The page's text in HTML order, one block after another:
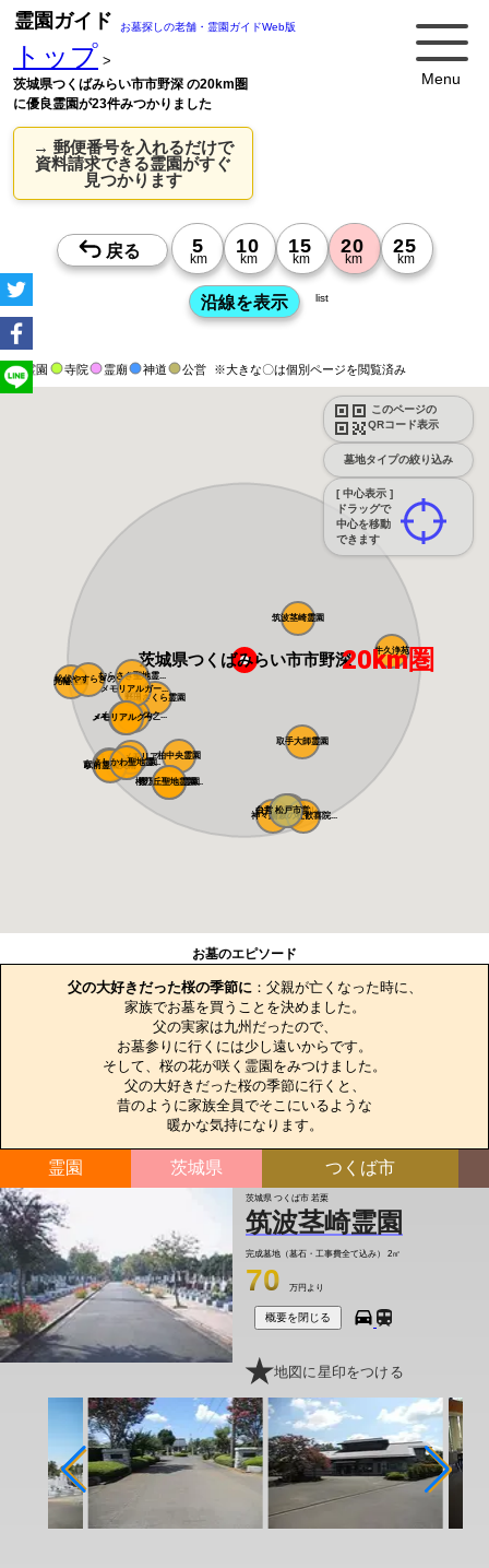
Menu
霊園ガイド お墓探しの老舗・霊園ガイドWeb版
トップ >
茨城県つくばみらい市市野深 の20km圏
に優良霊園が23件みつかりました
→ 郵便番号を入れるだけで
資料請求できる霊園がすぐ
見つかります
霊園 寺院 霊廟 神道 公営 ※大きな〇は個別ページを閲覧済み
このページの
QRコード表示
墓地タイプの絞り込み
[ 中心表示 ]
ドラッグで
中心を移動
できます
list
牛久浄苑
筑波茎崎霊園
さくら聖地霊園
さくらメモリア...
吉川美南霊園
駅前霊園美南
よしかわ聖地霊...
光輪霊園
松伏やすらぎの...
柏中央霊園
むらさき聖地霊...
野田さくら霊園
メモリアルスク...
メモリアルガー...
メモリアルパー...
メモリアルグリ...
櫻乃丘聖地霊園
神々廻霊園
白井メモリアル...
取手大師霊園
清寂の杜歓喜院...
公営 松戸市営...
櫻乃丘聖地霊園...
茨城県つくばみらい市市野深20km圏
お墓のエピソード
父の大好きだった桜の季節に ：父親が亡くなった時に、
家族でお墓を買うことを決めました。
父の実家は九州だったので、
お墓参りに行くには少し遠いからです。
そして、桜の花が咲く霊園をみつけました。
父の大好きだった桜の季節に行くと、
昔のように家族全員でそこにいるような
暖かな気持になります。
霊園 茨城県 つくば市
茨城県 つくば市 若栗
筑波茎崎霊園
完成墓地（墓石・工事費全て込み） 2㎡
70 万円より
概要を閉じる
地図に星印をつける